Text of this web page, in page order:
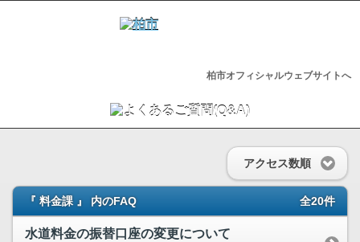
柏市オフィシャルウェブサイトへ
アクセス数順
『 料金課 』 内のFAQ 全20件
水道料金の振替口座の変更について